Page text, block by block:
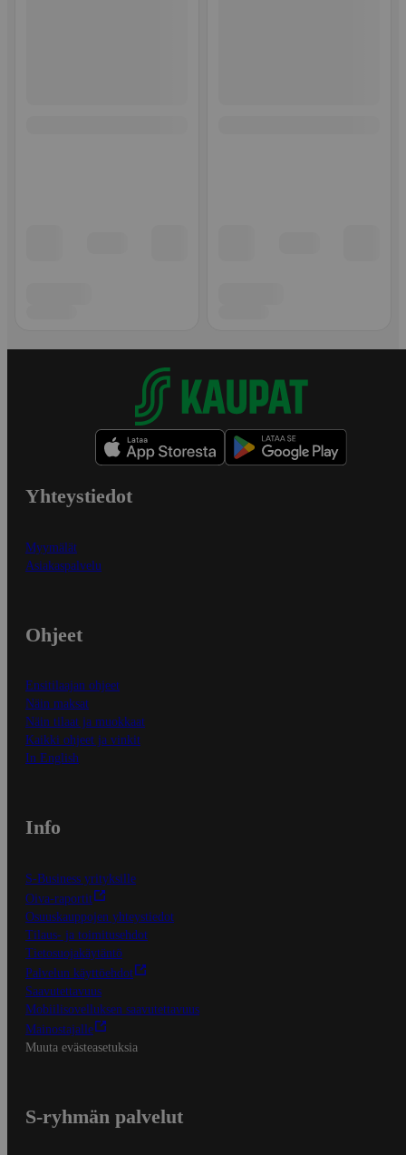
Yhteystiedot
Myymälät
Asiakaspalvelu
Ohjeet
Ensitilaajan ohjeet
Näin maksat
Näin tilaat ja muokkaat
Kaikki ohjeet ja vinkit
In English
Info
S-Business yrityksille
Oiva-raportit
Osuuskauppojen yhteystiedot
Tilaus- ja toimitusehdot
Tietosuojakäytäntö
Palvelun käyttöehdot
Saavutettavuus
Mobiilisovelluksen saavutettavuus
Mainostajalle
Muuta evästeasetuksia
S-ryhmän palvelut